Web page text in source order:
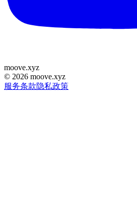
moove.xyz
© 2026 moove.xyz
服务条款隐私政策